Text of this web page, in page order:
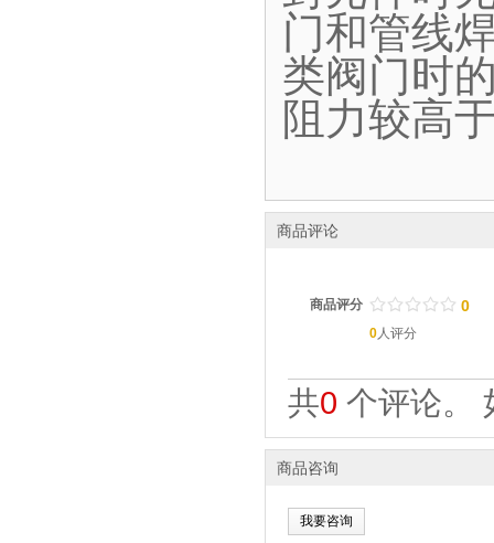
门和管线
类阀门时
阻力较高
商品评论
商品评分 / / / / /
. . . . . 0
0人评分
共0 个评论。
商品咨询
我要咨询